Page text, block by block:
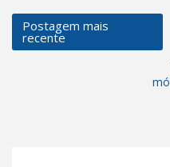
Postagem mais
recente